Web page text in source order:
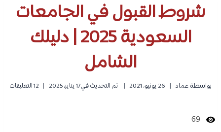
شروط القبول في الجامعات
السعودية 2025 | دليلك
الشامل
بواسطة عماد 26 يونيو، 2021 تم التحديث في17 يناير، 2025 12 التعليقات
69